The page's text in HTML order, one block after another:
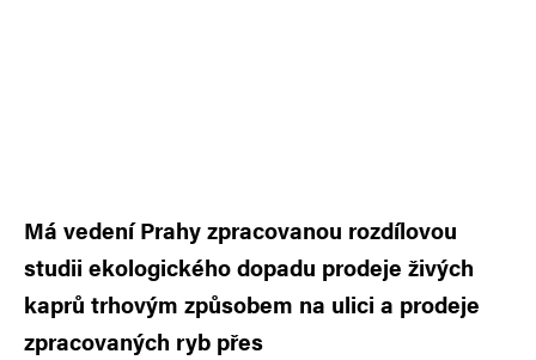
Má vedení Prahy zpracovanou rozdílovou
studii ekologického dopadu prodeje živých
kaprů trhovým způsobem na ulici a prodeje
zpracovaných ryb přes